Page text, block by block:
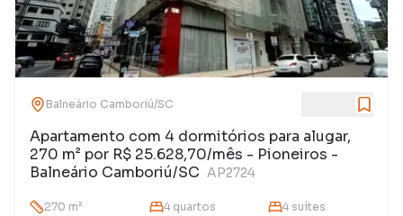
Balneário Camboriú/SC
Apartamento com 4 dormitórios para alugar,
270 m² por R$ 25.628,70/mês - Pioneiros -
Balneário Camboriú/SC AP2724
270 m² 4quartos 4 suítes